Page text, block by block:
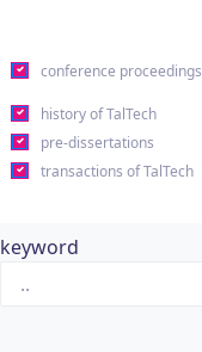
conference proceedings
history of TalTech
pre-dissertations
transactions of TalTech
keyword